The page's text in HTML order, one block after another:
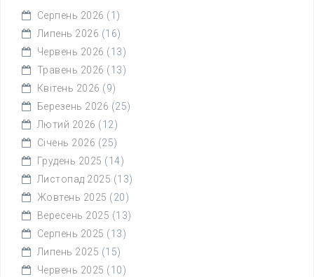
Серпень 2026 (1)
Липень 2026 (16)
Червень 2026 (13)
Травень 2026 (13)
Квітень 2026 (9)
Березень 2026 (25)
Лютий 2026 (12)
Січень 2026 (25)
Грудень 2025 (14)
Листопад 2025 (13)
Жовтень 2025 (20)
Вересень 2025 (13)
Серпень 2025 (13)
Липень 2025 (15)
Червень 2025 (10)